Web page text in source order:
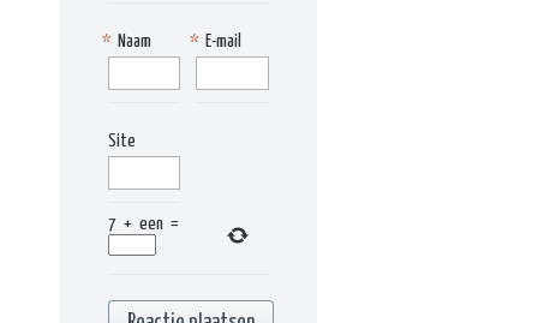
Naam
* E-mail
*
Site
7 + een =